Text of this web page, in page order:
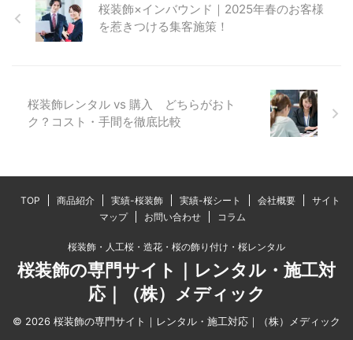
桜装飾×インバウンド｜2025年春のお客様
を惹きつける集客施策！
桜装飾レンタル vs 購入 どちらがおト
ク？コスト・手間を徹底比較
TOP 商品紹介 実績-桜装飾 実績-桜シート 会社概要
サイト
マップ
お問い合わせ コラム
桜装飾・人工桜・造花・桜の飾り付け・桜レンタル
桜装飾の専門サイト｜レンタル・施工対
応｜（株）メディック
© 2026 桜装飾の専門サイト｜レンタル・施工対応｜（株）メディック